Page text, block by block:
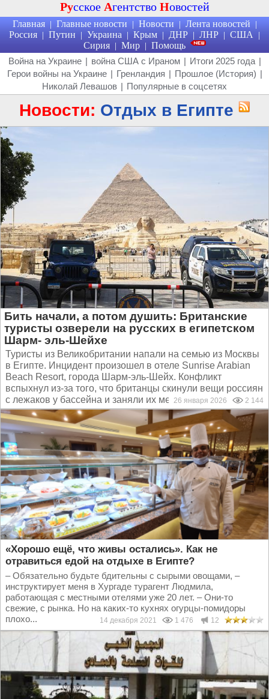
Русское Агентство Новостей
Главная | Главные новости | Новости | Лента новостей |
Россия | Путин | Украина | Крым | ДНР | ЛНР | США |
Сирия | Мир | Помощь
Война на Украине | война США с Ираном | Итоги 2025 года |
Герои войны на Украине | Гренландия | Прошлое (История) |
Николай Левашов | Популярные в соцсетях
Новости: Отдых в Египте
Бить начали, а потом душить: Британские
туристы озверели на русских в египетском
Шарм- эль-Шейхе
Туристы из Великобритании напали на семью из Москвы
в Египте. Инцидент произошел в отеле Sunrise Arabian
Beach Resort, города Шарм-эль-Шейх. Конфликт
вспыхнул из-за того, что британцы скинули вещи россиян
с лежаков у бассейна и заняли их места, вернувшихся к...
26 января 2026 2 144
«Хорошо ещё, что живы остались». Как не
отравиться едой на отдыхе в Египте?
– Обязательно будьте бдительны с сырыми овощами, –
инструктирует меня в Хургаде турагент Людмила,
работающая с местными отелями уже 20 лет. – Они-то
свежие, с рынка. Но на каких-то кухнях огурцы-помидоры
плохо...
14 декабря 2021 1 476 12